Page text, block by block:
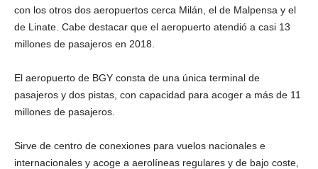
con los otros dos aeropuertos cerca Milán, el de Malpensa y el
de Linate. Cabe destacar que el aeropuerto atendió a casi 13
millones de pasajeros en 2018.
El aeropuerto de BGY consta de una única terminal de
pasajeros y dos pistas, con capacidad para acoger a más de 11
millones de pasajeros.
Sirve de centro de conexiones para vuelos nacionales e
internacionales y acoge a aerolíneas regulares y de bajo coste,